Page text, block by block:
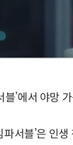
블’에서 야망
서블’은 인